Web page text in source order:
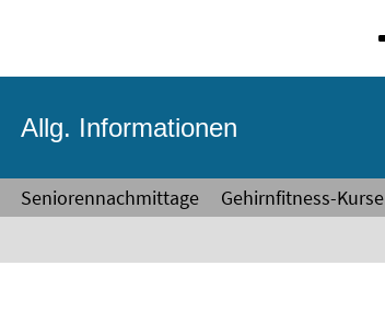
Allg. Informationen
Seniorennachmittage Gehirnfitness-Kurse